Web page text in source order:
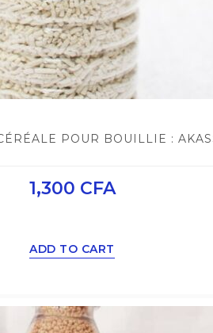
POUR BOUILLIE :
1,300 CFA
ADD TO CART